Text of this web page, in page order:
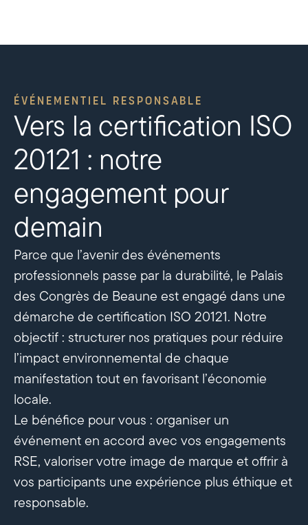
ÉVÉNEMENTIEL RESPONSABLE
Vers la certification ISO
20121 : notre
engagement pour
demain
Parce que l’avenir des événements
professionnels passe par la durabilité, le Palais
des Congrès de Beaune est engagé dans une
démarche de certification ISO 20121. Notre
objectif : structurer nos pratiques pour réduire
l’impact environnemental de chaque
manifestation tout en favorisant l’économie
locale.
Le bénéfice pour vous : organiser un
événement en accord avec vos engagements
RSE, valoriser votre image de marque et offrir à
vos participants une expérience plus éthique et
responsable.